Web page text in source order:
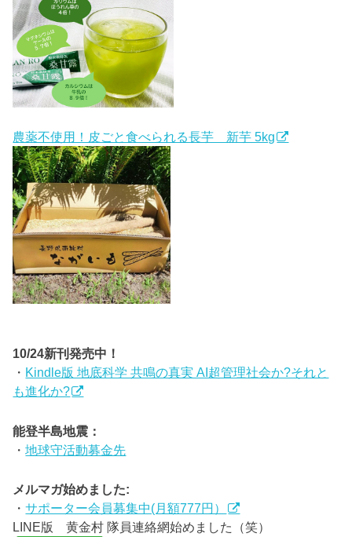
農薬不使用！皮ごと食べられる長芋 新芋 5kg
10/24新刊発売中！
・ Kindle版 地底科学 共鳴の真実 AI超管理社会か?それと
も進化か?
能登半島地震：
・地球守活動募金先
メルマガ始めました:
・サポーター会員募集中(月額777円）
LINE版 黄金村 隊員連絡網始めました（笑）